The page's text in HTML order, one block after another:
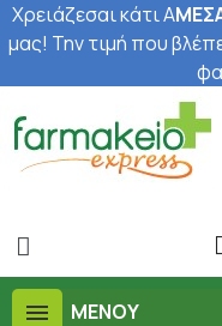
Χρειάζεσαι κάτι Α
μας! Την τιμή που
ΜΕΝΟΎ